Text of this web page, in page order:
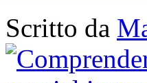
Scritto da